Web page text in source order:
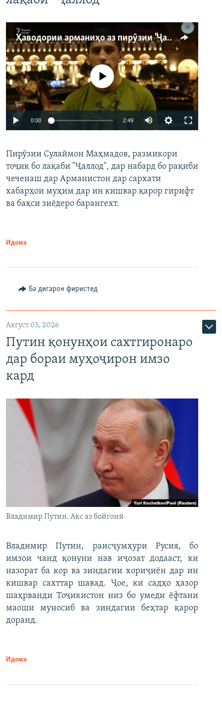
Ҳаводории арманиҳо аз пирӯзии "Ҷаллод"-и тоҷик
Auto 240p 360p 480p
720p 1080p
Феълан кор намекунад
0:00 2:49
360p
480p
Пирӯзии Сулаймон Маҳмадов, размикори
тоҷик бо лақаби "Ҷаллод", дар набард бо рақиби
чеченаш дар Арманистон дар сархати
хабарҳои муҳим дар ин кишвар қарор гирифт
ва баҳси зиёдеро барангехт.
Идома
Ба дигарон фиристед
Август 05, 2026
Путин қонунҳои сахтгиронаро
дар бораи муҳоҷирон имзо
кард
Владимир Путин. Акс аз бойгонӣ
Владимир Путин, раисҷумҳури Русия, бо
имзои чанд қонуни нав иҷозат додааст, ки
назорат ба кор ва зиндагии хориҷиён дар ин
кишвар сахттар шавад. Ҷое, ки садҳо ҳазор
шаҳрванди Тоҷикистон низ бо умеди ёфтани
маоши муносиб ва зиндагии беҳтар қарор
доранд.
Идома